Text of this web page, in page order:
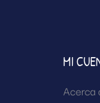
MI
Acerca